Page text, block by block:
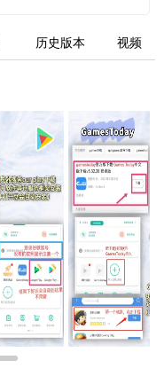
历史版本 视频